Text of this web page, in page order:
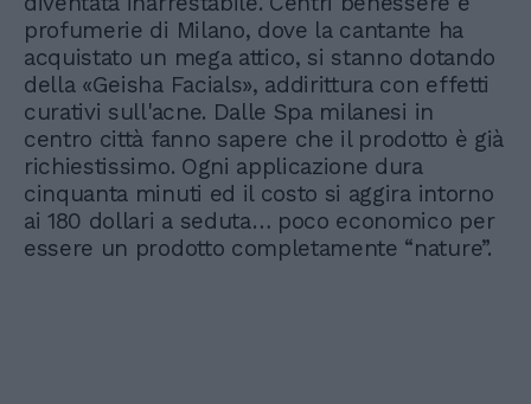
profumerie di Milano, dove la cantante ha
acquistato un mega attico, si stanno dotando
della «Geisha Facials», addirittura con effetti
curativi sull'acne. Dalle Spa milanesi in
centro città fanno sapere che il prodotto è già
richiestissimo. Ogni applicazione dura
cinquanta minuti ed il costo si aggira intorno
ai 180 dollari a seduta… poco economico per
essere un prodotto completamente “nature”.